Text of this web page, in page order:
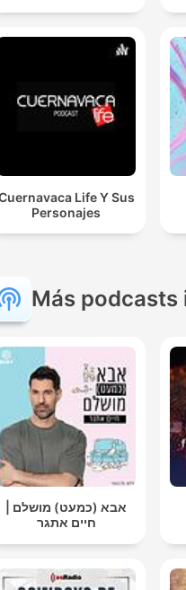
Life Y Sus
Personajes
Más podcasts
אבא (כמעט) מושלם |
חיים אתגר